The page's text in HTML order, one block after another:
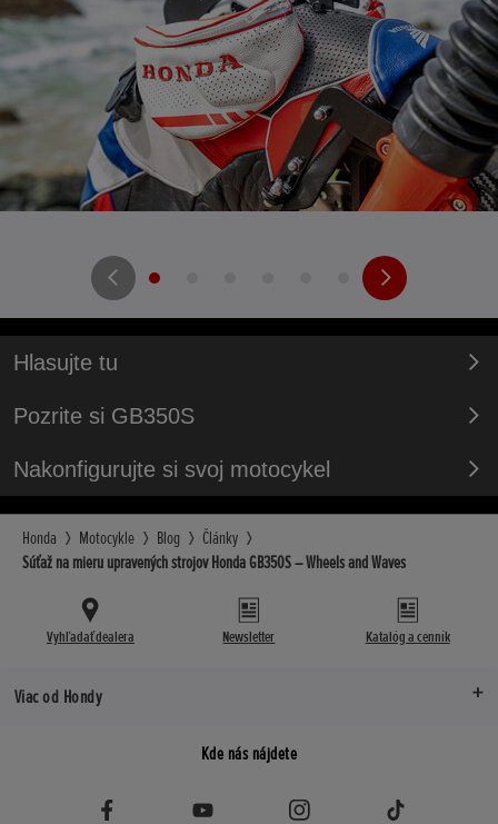
Hlasujte tu
Pozrite si GB350S
Nakonfigurujte si svoj motocykel
Honda Motocykle Blog
Články
Súťaž na mieru upravených strojov Honda GB350S – Wheels and Waves
Vyhľadať dealera Newsletter Katalóg a cenník
Viac od Hondy
Kde nás nájdete